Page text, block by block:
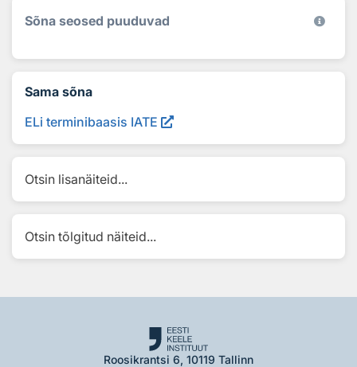
Sõna seosed puuduvad
Sama sõna
ELi terminibaasis IATE
Otsin lisanäiteid...
Otsin tõlgitud näiteid...
Roosikrantsi 6, 10119 Tallinn